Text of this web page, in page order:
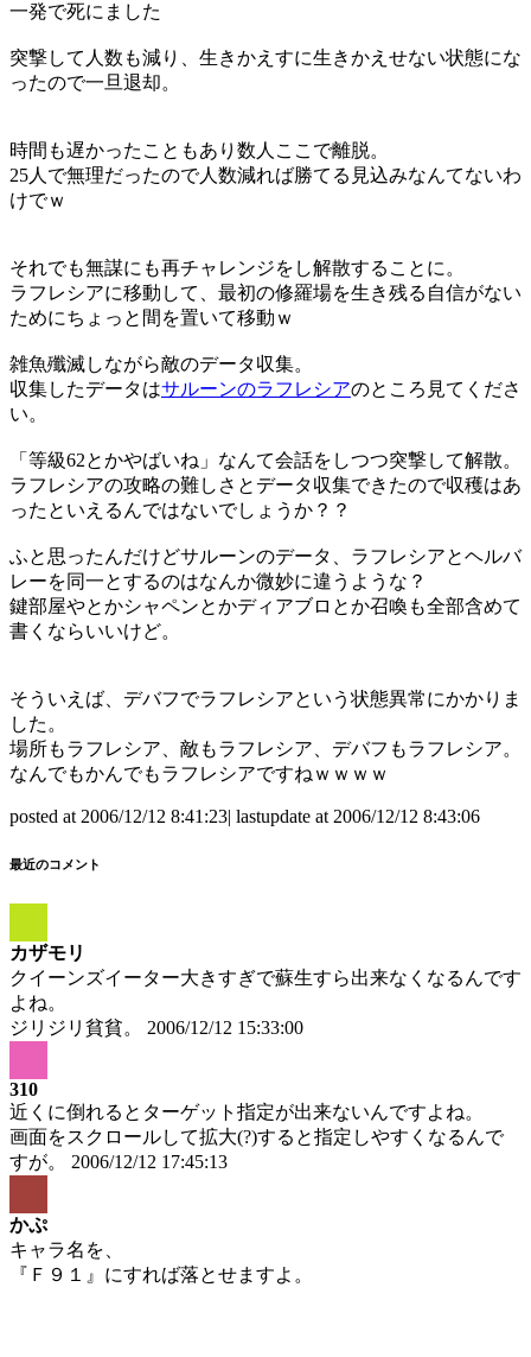
一発で死にました
突撃して人数も減り、生きかえすに生きかえせない状態にな
ったので一旦退却。
時間も遅かったこともあり数人ここで離脱。
25人で無理だったので人数減れば勝てる見込みなんてないわ
けでｗ
それでも無謀にも再チャレンジをし解散することに。
ラフレシアに移動して、最初の修羅場を生き残る自信がない
ためにちょっと間を置いて移動ｗ
雑魚殲滅しながら敵のデータ収集。
収集したデータはサルーンのラフレシアのところ見てくださ
い。
「等級62とかやばいね」なんて会話をしつつ突撃して解散。
ラフレシアの攻略の難しさとデータ収集できたので収穫はあ
ったといえるんではないでしょうか？？
ふと思ったんだけどサルーンのデータ、ラフレシアとヘルバ
レーを同一とするのはなんか微妙に違うような？
鍵部屋やとかシャペンとかディアブロとか召喚も全部含めて
書くならいいけど。
そういえば、デバフでラフレシアという状態異常にかかりま
した。
場所もラフレシア、敵もラフレシア、デバフもラフレシア。
なんでもかんでもラフレシアですねｗｗｗｗ
posted at 2006/12/12 8:41:23| lastupdate at 2006/12/12 8:43:06
最近のコメント
カザモリ
クイーンズイーター大きすぎで蘇生すら出来なくなるんです
よね。
ジリジリ貧貧。
2006/12/12 15:33:00
310
近くに倒れるとターゲット指定が出来ないんですよね。
画面をスクロールして拡大(?)すると指定しやすくなるんで
すが。
2006/12/12 17:45:13
かぷ
キャラ名を、
『Ｆ９１』にすれば落とせますよ。